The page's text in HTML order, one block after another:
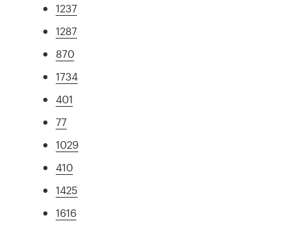
1237
1287
870
1734
401
77
1029
410
1425
1616